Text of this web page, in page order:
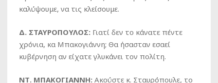
καλύψουμε, να τις κλείσουμε.
Δ. ΣΤΑΥΡΟΠΟΥΛΟΣ: Γιατί δεν το κάνατε πέντε
χρόνια, κα Μπακογιάννη; Θα ήσασταν εσαεί
κυβέρνηση αν είχατε γλυκάνει τον πολίτη.
ΝΤ. ΜΠΑΚΟΓΙΑΝΝΗ: Ακούστε κ. Σταυρόπουλε, το